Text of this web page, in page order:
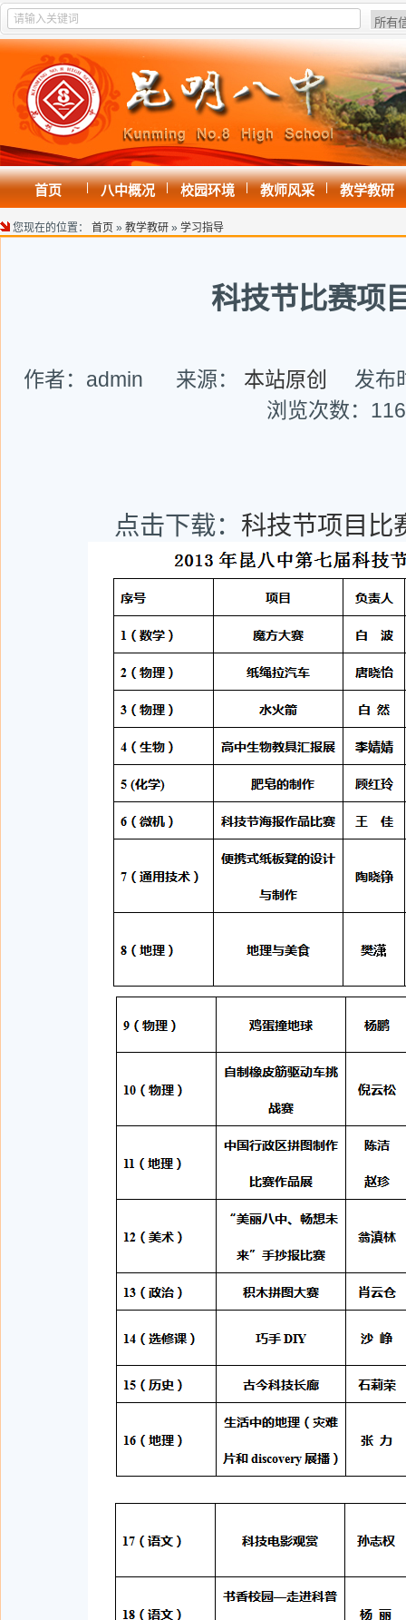
首页 | 八中概况 | 校园环境 | 教师风采 | 教学教研
您现在的位置： 首页 » 教学教研 » 学习指导
科技节比赛项
作者：admin 来源： 本站原创
发布
浏览次数：
点击下载： 科技节项目比